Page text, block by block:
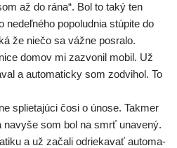
až do rána“. Bol to taký ten
nedeľ­né­ho popo­lud­nia stú­pi­te do
že nie­čo sa váž­ne posralo.
domov mi zazvo­nil mobil. Už
a auto­ma­tic­ky som zodvi­hol. To
splie­ta­jú­ci čosi o úno­se. Takmer
som bol na smrť una­ve­ný.
a už zača­li odrie­ka­vať auto­ma­